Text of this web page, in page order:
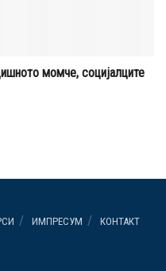
момче, социјалците
ИМПРЕСУМ КОНТАКТ